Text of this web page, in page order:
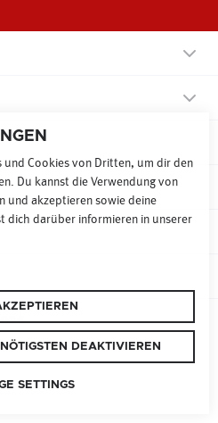
und Cookies von Dritten, um dir den
Du kannst die Verwendung von
und akzeptieren sowie deine
dich darüber informieren in unserer
DEAKTIVIEREN
SETTINGS
ONLINE
UND EVENTS
FAKTEN